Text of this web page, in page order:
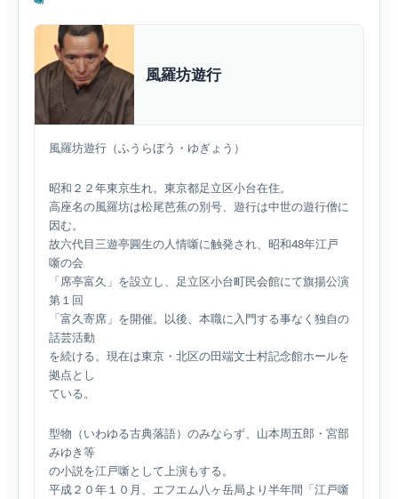
風羅坊遊行
風羅坊遊行（ふうらぼう・ゆぎょう）
昭和２２年東京生れ。東京都足立区小台在住。
高座名の風羅坊は松尾芭蕉の別号、遊行は中世の遊行僧に
因む。
故六代目三遊亭圓生の人情噺に触発され、昭和48年江戸
噺の会
「席亭富久」を設立し、足立区小台町民会館にて旗揚公演
第１回
「富久寄席」を開催。以後、本職に入門する事なく独自の
話芸活動
を続ける。現在は東京・北区の田端文士村記念館ホールを
拠点とし
ている。
型物（いわゆる古典落語）のみならず、山本周五郎・宮部
みゆき等
の小説を江戸噺として上演もする。
平成２０年１０月、エフエム八ヶ岳局より半年間「江戸噺